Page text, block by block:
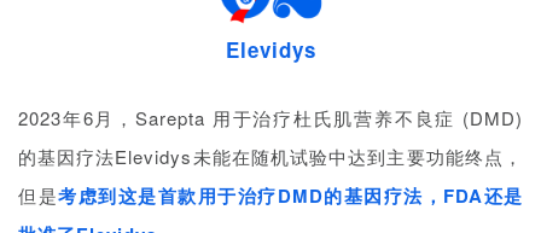
Elevidys
2023年6月，Sarepta 用于治疗杜氏肌营养不良症 (DMD)
的基因疗法Elevidys未能在随机试验中达到主要功能终点，
但是考虑到这是首款用于治疗DMD的基因疗法，FDA还是